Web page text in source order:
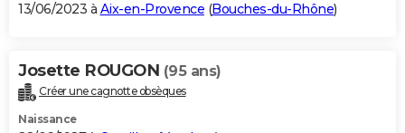
13/06/2023 à Aix-en-Provence (Bouches-du-Rhône)
Josette ROUGON (95 ans)
Créer une cagnotte obsèques
Naissance